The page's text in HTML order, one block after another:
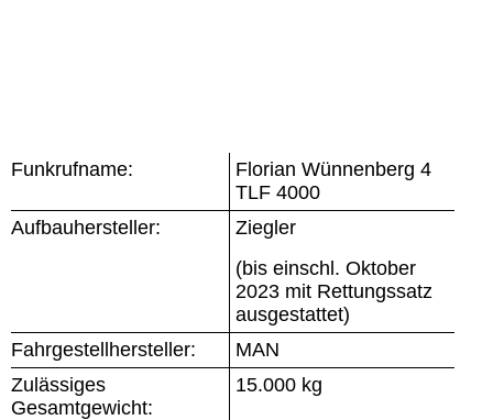
Funkrufname:
Florian Wünnenberg 4
TLF 4000
Aufbauhersteller:
Ziegler
(bis einschl. Oktober
2023 mit Rettungssatz
ausgestattet)
Fahrgestellhersteller:
MAN
Zulässiges
Gesamtgewicht:
15.000 kg